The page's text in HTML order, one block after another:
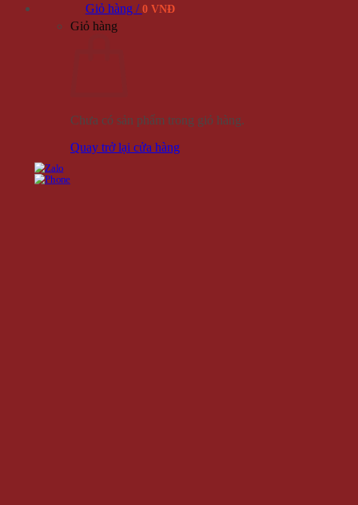
Giỏ hàng / 0 VNĐ
Giỏ hàng
Chưa có sản phẩm trong giỏ hàng.
Quay trở lại cửa hàng